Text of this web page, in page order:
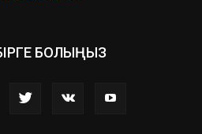
БОЛЫҢЫЗ